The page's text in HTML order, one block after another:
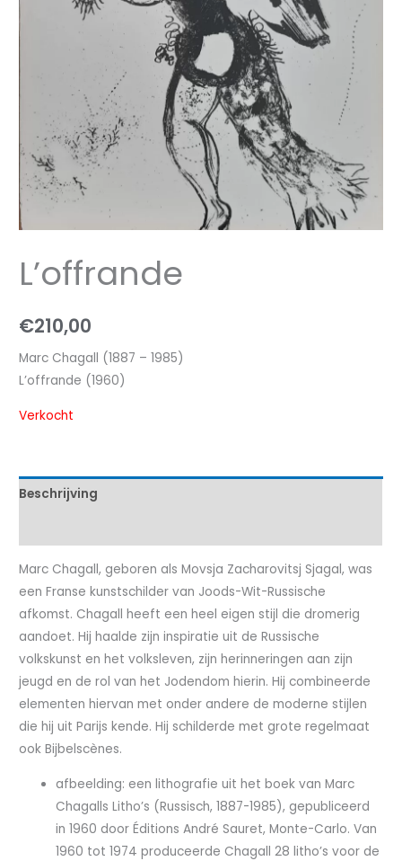
L’offrande
€210,00
Marc Chagall (1887 – 1985)
L’offrande (1960)
Verkocht
Beschrijving
Marc Chagall, geboren als Movsja Zacharovitsj Sjagal, was
een Franse kunstschilder van Joods-Wit-Russische
afkomst. Chagall heeft een heel eigen stijl die dromerig
aandoet. Hij haalde zijn inspiratie uit de Russische
volkskunst en het volksleven, zijn herinneringen aan zijn
jeugd en de rol van het Jodendom hierin. Hij combineerde
elementen hiervan met onder andere de moderne stijlen
die hij uit Parijs kende. Hij schilderde met grote regelmaat
ook Bijbelscènes.
afbeelding: een lithografie uit het boek van Marc
Chagalls Litho’s (Russisch, 1887-1985), gepubliceerd
in 1960 door Éditions André Sauret, Monte-Carlo. Van
1960 tot 1974 produceerde Chagall 28 litho’s voor de